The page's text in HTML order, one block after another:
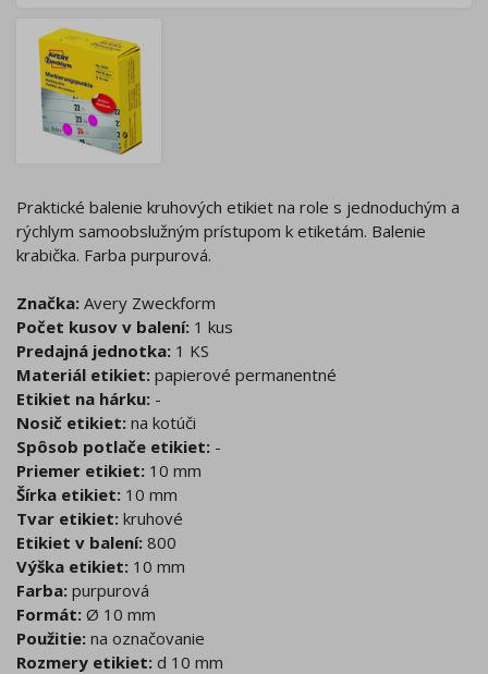
Praktické balenie kruhových etikiet na role s jednoduchým a
rýchlym samoobslužným prístupom k etiketám. Balenie
krabička. Farba purpurová.
Značka: Avery Zweckform
Počet kusov v balení: 1 kus
Predajná jednotka: 1 KS
Materiál etikiet: papierové permanentné
Etikiet na hárku: -
Nosič etikiet: na kotúči
Spôsob potlače etikiet: -
Priemer etikiet: 10 mm
Šírka etikiet: 10 mm
Tvar etikiet: kruhové
Etikiet v balení: 800
Výška etikiet: 10 mm
Farba: purpurová
Formát: Ø 10 mm
Použitie: na označovanie
Rozmery etikiet: d 10 mm